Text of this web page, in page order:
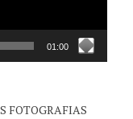
01:00
FOTOGRAFIAS